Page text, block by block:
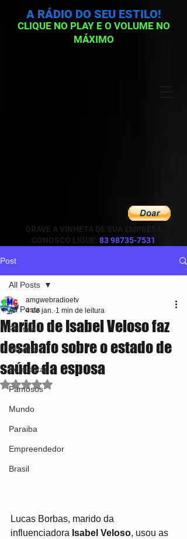
GRAVE A VINHETA DE SUA EMPRESA
CONOSCO LIGUE:
83 98735-7531
CLIQUE NO PLAY E O VOLUME NO
MÁXIMO
A RÁDIO DO SEU ESTILO!
Post
All Posts
Política
Esporte
Bem-estar
Famosos
Mundo
Paraiba
Empreendedor
Brasil
All Posts
Marido de Isabel Veloso faz
desabafo sobre o estado de
saúde da esposa
amgwebradioetv
4 de jan. 1 min de leitura
Avaliado com NaN de 5 estrelas.
Lucas Borbas, marido da
influenciadora Isabel Veloso, usou as